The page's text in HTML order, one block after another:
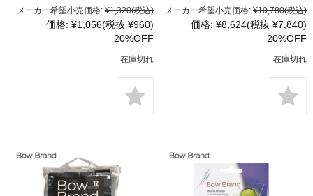
メーカー希望小売価格: ¥1,320(税込)
価格: ¥1,056(税抜 ¥960)
20%OFF
在庫切れ
メーカー希望小売価格: ¥10,780(税込)
価格: ¥8,624(税抜 ¥7,840)
20%OFF
在庫切れ